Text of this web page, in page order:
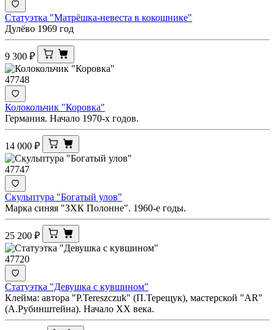
Статуэтка "Матрёшка-невеста в кокошнике"
Дулёво 1969 год
9 300 ₽
47748
Колокольчик "Коровка"
Германия. Начало 1970-х годов.
14 000 ₽
47747
Скульптура "Богатый улов"
Марка синяя "ЗХК Полонне". 1960-е годы.
25 200 ₽
47720
Статуэтка "Девушка с кувшином"
Клейма: автора "Р.Tereszczuk" (П.Терещук), мастерской "AR"
(А.Рубинштейна). Начало ХХ века.